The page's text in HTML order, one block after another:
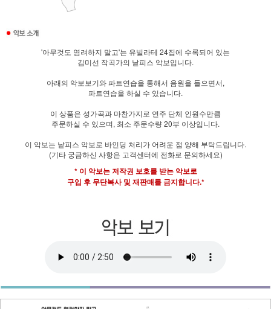
'아무것도 염려하지 말고'는 유빌라테 24집에 수록되어 있는
김미선 작곡가의 낱피스 악보입니다.
아래의 악보보기와 파트연습을 통해서 음원을 들으면서,
파트연습을 하실 수 있습니다.
이 상품은 성가곡과 마찬가지로 연주 단체 인원수만큼
주문하실 수 있으며, 최소 주문수량 20부 이상입니다.
이 악보는 낱피스 악보로 바인딩 처리가 어려운 점 양해 부탁드립니다.
(기타 궁금하신 사항은 고객센터에 전화로 문의하세요)
* 이 악보는 저작권 보호를 받는 악보로
구입 후 무단복사 및 재판매를 금지합니다.*